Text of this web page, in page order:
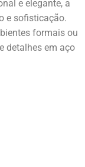
e elegante, a
e sofisticação.
formais ou
detalhes em aço